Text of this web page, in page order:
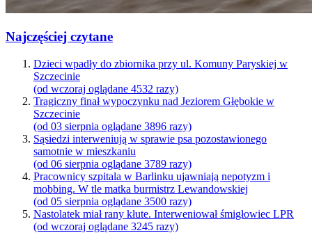
Najczęściej czytane
Dzieci wpadły do zbiornika przy ul. Komuny Paryskiej w
Szczecinie
(od wczoraj oglądane 4532 razy)
Tragiczny finał wypoczynku nad Jeziorem Głębokie w
Szczecinie
(od 03 sierpnia oglądane 3896 razy)
Sąsiedzi interweniują w sprawie psa pozostawionego
samotnie w mieszkaniu
(od 06 sierpnia oglądane 3789 razy)
Pracownicy szpitala w Barlinku ujawniają nepotyzm i
mobbing. W tle matka burmistrz Lewandowskiej
(od 05 sierpnia oglądane 3500 razy)
Nastolatek miał rany kłute. Interweniował śmigłowiec LPR
(od wczoraj oglądane 3245 razy)